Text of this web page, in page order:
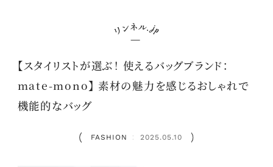
【スタイリストが選ぶ！ 使えるバッグブランド：
mate-mono】 素材の魅力を感じるおしゃれで
機能的なバッグ
FASHION ： 2025.05.10